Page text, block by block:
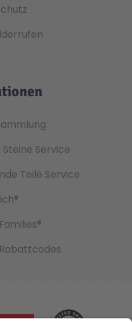
Steine Service
Teile Service